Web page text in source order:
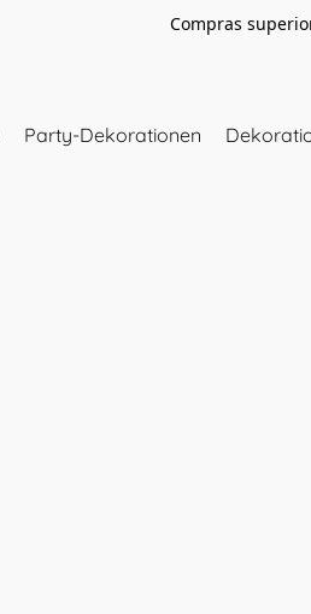
Compras
Party-Dekorationen